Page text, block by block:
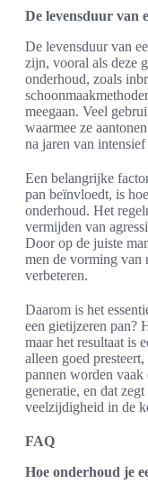
De levensduur van
De levensduur van
zijn, vooral als deze
onderhoud, zoals
meegaan. Veel
waarmee ze
na jaren van
Een belangrijke
pan beïnvloedt, is
onderhoud. Het
vermijden van
Door op de juiste
men de vorming van
verbeteren.
Daarom is het
een gietijzeren pan?
maar het resultaat is
alleen goed
pannen worden vaak
generatie, en dat
veelzijdigheid in de
FAQ
Hoe onderhoud je